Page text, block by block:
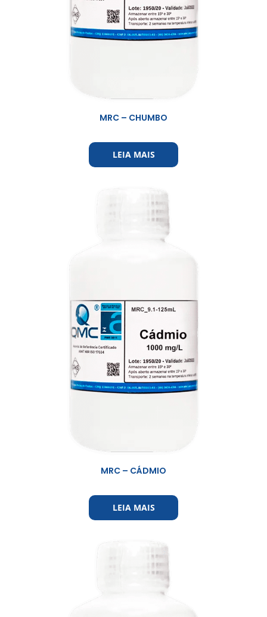
MRC – CHUMBO
LEIA MAIS
MRC – CÁDMIO
LEIA MAIS